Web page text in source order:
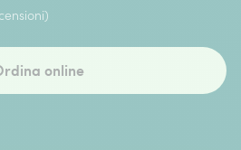
online